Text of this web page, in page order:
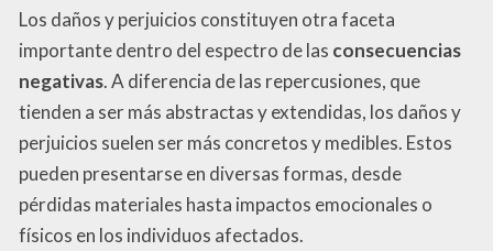
Los daños y perjuicios constituyen otra faceta
importante dentro del espectro de las consecuencias
negativas. A diferencia de las repercusiones, que
tienden a ser más abstractas y extendidas, los daños y
perjuicios suelen ser más concretos y medibles. Estos
pueden presentarse en diversas formas, desde
pérdidas materiales hasta impactos emocionales o
físicos en los individuos afectados.